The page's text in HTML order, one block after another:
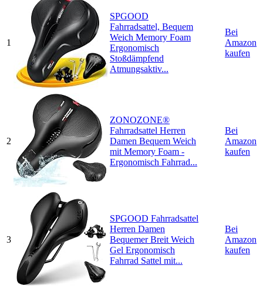
1
SPGOOD
Fahrradsattel, Bequem
Weich Memory Foam
Ergonomisch
Stoßdämpfend
Atmungsaktiv...
Bei
Amazon
kaufen
2
ZONOZONE®
Fahrradsattel Herren
Damen Bequem Weich
mit Memory Foam -
Ergonomisch Fahrrad...
Bei
Amazon
kaufen
3
SPGOOD Fahrradsattel
Herren Damen
Bequemer Breit Weich
Gel Ergonomisch
Fahrrad Sattel mit...
Bei
Amazon
kaufen